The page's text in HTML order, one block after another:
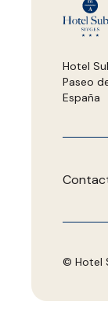
Hotel
Paseo
España
© Hotel